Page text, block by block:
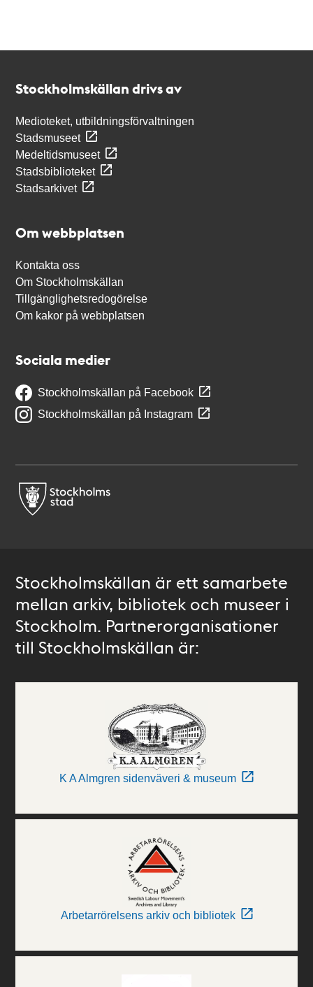
Stockholmskällan drivs av
Medioteket, utbildningsförvaltningen
Stadsmuseet
Medeltidsmuseet
Stadsbiblioteket
Stadsarkivet
Om webbplatsen
Kontakta oss
Om Stockholmskällan
Tillgänglighetsredogörelse
Om kakor på webbplatsen
Sociala medier
Stockholmskällan på Facebook
Stockholmskällan på Instagram
Stockholmskällan är ett samarbete
mellan arkiv, bibliotek och museer i
Stockholm. Partnerorganisationer
till Stockholmskällan är:
K A Almgren sidenväveri & museum
Arbetarrörelsens arkiv och bibliotek